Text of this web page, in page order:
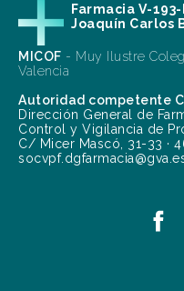
Farmacia V-
Joaquín Carlos
MICOF - Muy Ilustre
Valencia
Autoridad competente
Dirección General de
Control y Vigilancia de
C/ Micer Mascó, 31-33 ·